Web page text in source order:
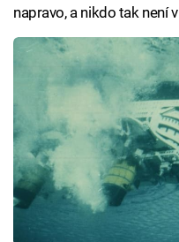
napravo, a nikdo tak není